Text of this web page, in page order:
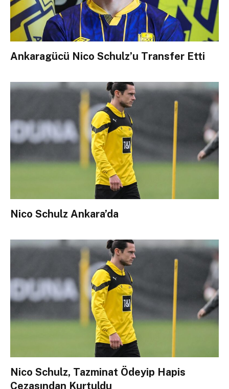
Ankaragücü Nico Schulz’u Transfer Etti
Nico Schulz Ankara’da
Nico Schulz, Tazminat Ödeyip Hapis
Cezasından Kurtuldu